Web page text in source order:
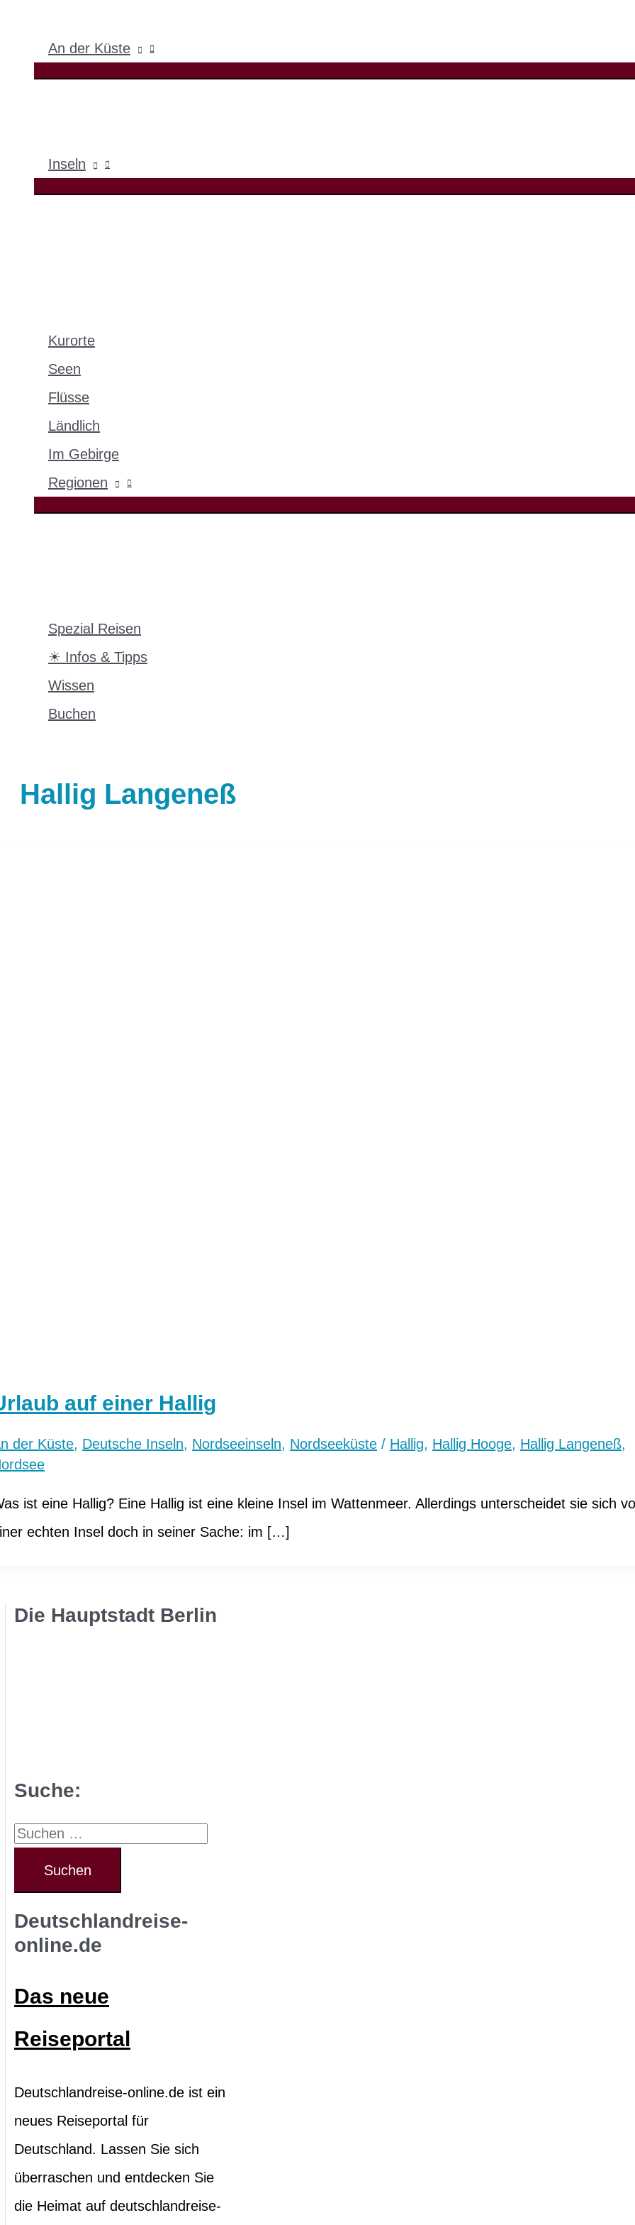
An der Küste
Inseln
Kurorte
Seen
Flüsse
Ländlich
Im Gebirge
Regionen
Spezial Reisen
☀ Infos & Tipps
Wissen
Buchen
Hallig Langeneß
auf einer Hallig
der Küste, Deutsche Inseln, Nordseeinseln, Nordseeküste / Hallig, Hallig Hooge, Hallig Langeneß,
ist eine Hallig? Eine Hallig ist eine kleine Insel im Wattenmeer. Allerdings unterscheidet sie sich
echten Insel doch in seiner Sache: im […]
Die Hauptstadt Berlin
Suche:
S
c
h
e
n
a
h
:
Deutschlandreise-
online.de
Das neue
Reiseportal
Deutschlandreise-online.de ist ein
neues Reiseportal für
Deutschland. Lassen Sie sich
überraschen und entdecken Sie
die Heimat auf deutschlandreise-